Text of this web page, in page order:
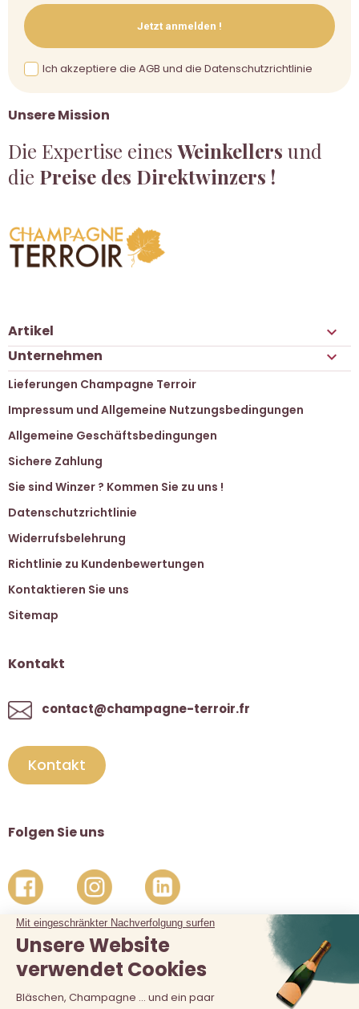
Unsere Mission
Die Expertise einesWeinkellers und
die Preise des Direktwinzers !
Jetzt anmelden !
Ich akzeptiere die AGB und die Datenschutzrichtlinie
Artikel 
Unternehmen 
Lieferungen Champagne Terroir
Impressum und Allgemeine Nutzungsbedingungen
Allgemeine Geschäftsbedingungen
Sichere Zahlung
Sie sind Winzer ? Kommen Sie zu uns !
Datenschutzrichtlinie
Widerrufsbelehrung
Richtlinie zu Kundenbewertungen
Kontaktieren Sie uns
Sitemap
Kontakt
contact@champagne-terroir.fr
Kontakt
Folgen Sie uns